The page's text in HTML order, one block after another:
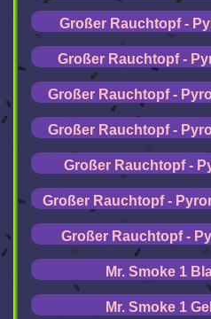
Großer Rauchtopf -
Großer Rauchtopf -
Großer Rauchtopf -
Großer Rauchtopf -
Großer Rauchtopf -
Großer Rauchtopf -
Großer Rauchtopf -
Mr. Smoke 1
Mr. Smoke 1